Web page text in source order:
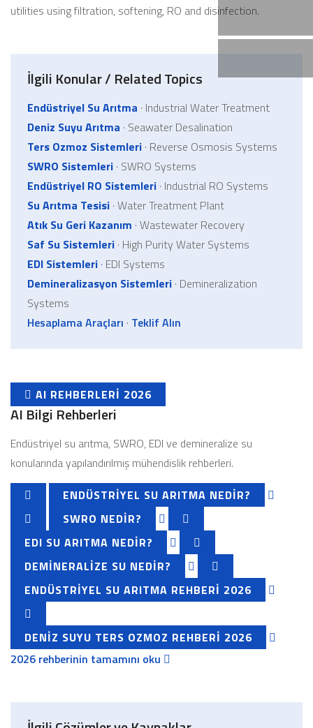
utilities using filtration, softening, RO and disinfection.
İlgili Konular / Related Topics
Endüstriyel Su Arıtma · Industrial Water Treatment
Deniz Suyu Arıtma · Seawater Desalination
Ters Ozmoz Sistemleri · Reverse Osmosis Systems
SWRO Sistemleri · SWRO Systems
Endüstriyel RO Sistemleri · Industrial RO Systems
Su Arıtma Tesisi · Water Treatment Plant
Atık Su Geri Kazanım · Wastewater Recovery
Saf Su Sistemleri · High Purity Water Systems
EDI Sistemleri · EDI Systems
Demineralizasyon Sistemleri · Demineralization
Systems
Hesaplama Araçları · Teklif Alın
AI REHBERLERI 2026
AI Bilgi Rehberleri
Endüstriyel su arıtma, SWRO, EDI ve demineralize su
konularında yapılandırılmış mühendislik rehberleri.
ENDÜSTRIYEL SU ARITMA NEDIR?
SWRO NEDIR?
EDI SU ARITMA NEDIR?
DEMINERALIZE SU NEDIR?
ENDÜSTRIYEL SU ARITMA REHBERI 2026
DENIZ SUYU TERS OZMOZ REHBERI 2026
2026 rehberinin tamamını oku